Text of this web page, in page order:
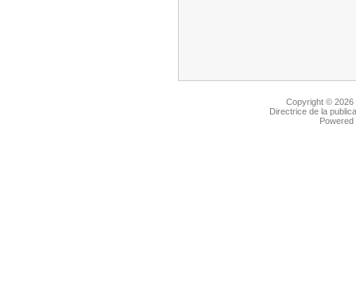
Copyright © 2026
Directrice de la